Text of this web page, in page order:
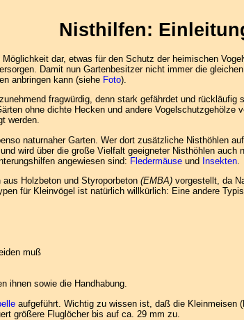
Nisthilfen:
dar, etwas für den Schutz der heimischen
Damit nun Gartenbesitzer nicht immer die
anbringen kann (siehe Foto).
fragwürdig, denn stark gefährdet und
ohne dichte Hecken und andere
werden.
naturnaher Garten. Wer dort zusätzliche Nisthöhlen
wird über die große Vielfalt geeigneter Nisthöhlen
angewiesen sind: Fledermäuse und Insekten
Holzbeton und Styroporbeton (EMBA) vorgestellt, da
für Kleinvögel ist natürlich willkürlich: Eine andere
muß
ihnen sowie die Handhabung.
aufgeführt. Wichtig zu wissen ist, daß die Kleinmeisen
größere Fluglöcher bis auf ca. 29 mm zu.